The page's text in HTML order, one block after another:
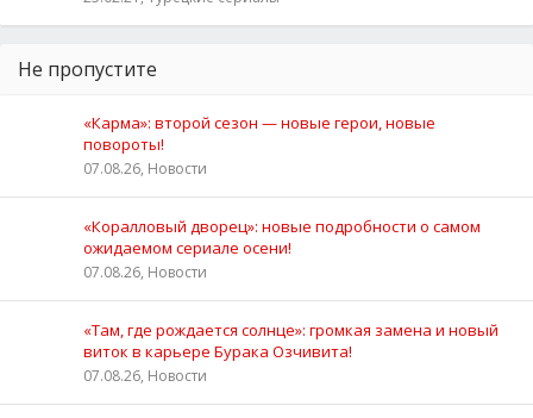
Не пропустите
«Карма»: второй сезон — новые герои, новые
повороты!
07.08.26, Новости
«Коралловый дворец»: новые подробности о самом
ожидаемом сериале осени!
07.08.26, Новости
«Там, где рождается солнце»: громкая замена и новый
виток в карьере Бурака Озчивита!
07.08.26, Новости